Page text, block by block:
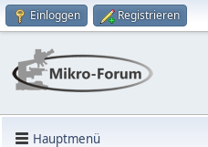
Einloggen Registrieren
Hauptmenü